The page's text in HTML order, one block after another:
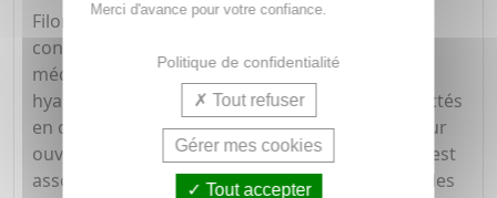
Filorga Time-Filler Eyes 5XP est un soin pour le
contour des yeux. Directement inspiré de la
médecine esthétique, il contient de l'acide
hyaluronique et du NCTF, identiques à ceux injectés
en cabinet médical. Sa formule a été conçue pour
ouvrir et rajeunir le regard. Son actif botox-like est
associé à un puissant peptide afin de décrisper les
Merci d'avance pour votre confiance.
Politique de confidentialité
Tout refuser
Gérer mes cookies
Tout accepter